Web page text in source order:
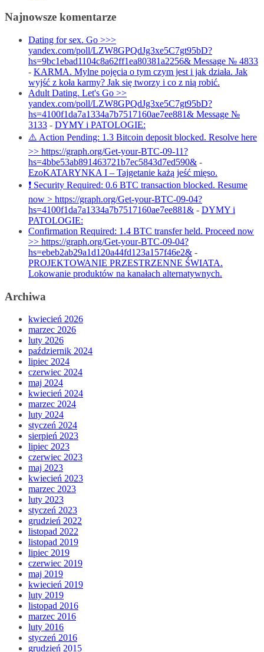
Najnowsze komentarze
Dating for sex. Go >>>
yandex.com/poll/LZW8GPQdJg3xe5C7gt95bD?
hs=9bc1ebad1104c8a62ff1ea80381a2256& Message № 4833
- KARMA. Mylne pojęcia o tym czym jest i jak działa. Jak
wyjść z koła karmy? Jak się tworzy i co z nią robić.
Adult Dating. Let's Go >>
yandex.com/poll/LZW8GPQdJg3xe5C7gt95bD?
hs=4100f1da7a1334a7b7517160ae7ee881& Message №
3133 - DYMY i PATOLOGIE:
⚠️ Action Pending: 1.3 Bitcoin deposit blocked. Resolve here
>> https://graph.org/Get-your-BTC-09-11?
hs=4bbe53ab891463721b7ec5843d7ed590& -
EzoKATARYNKA I – Tajgetanie każą jeść mięso.
❗ Security Required: 0.6 BTC transaction blocked. Resume
now > https://graph.org/Get-your-BTC-09-04?
hs=4100f1da7a1334a7b7517160ae7ee881& - DYMY i
PATOLOGIE:
Confirmation Required: 1.4 BTC transfer held. Proceed now
>> https://graph.org/Get-your-BTC-09-04?
hs=ebeb2ab29a1d120a44fd123a157f46e2& -
PROJEKTOWANIE PRZESTRZENNE ŚWIATA.
Lokowanie produktów na kanałach alternatywnych.
Archiwa
kwiecień 2026
marzec 2026
luty 2026
październik 2024
lipiec 2024
czerwiec 2024
maj 2024
kwiecień 2024
marzec 2024
luty 2024
styczeń 2024
sierpień 2023
lipiec 2023
czerwiec 2023
maj 2023
kwiecień 2023
marzec 2023
luty 2023
styczeń 2023
grudzień 2022
listopad 2022
listopad 2019
lipiec 2019
czerwiec 2019
maj 2019
kwiecień 2019
luty 2019
listopad 2016
marzec 2016
luty 2016
styczeń 2016
grudzień 2015